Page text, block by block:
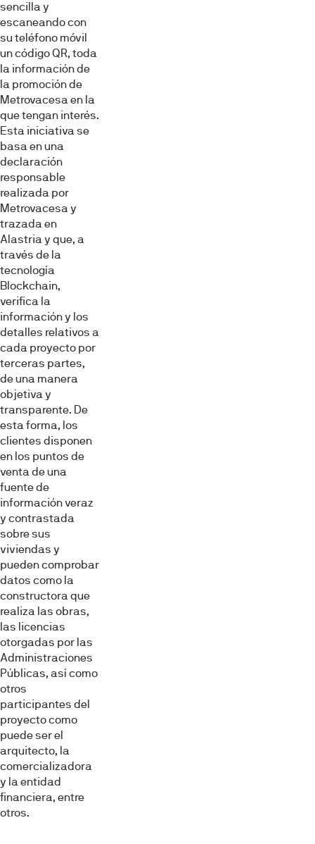
sencilla y
escaneando con
su teléfono móvil
un código QR, toda
la información de
la promoción de
Metrovacesa en la
que tengan interés.
Esta iniciativa se
basa en una
declaración
responsable
realizada por
Metrovacesa y
trazada en
Alastria y que, a
través de la
tecnología
Blockchain,
verifica la
información y los
detalles relativos a
cada proyecto por
terceras partes,
de una manera
objetiva y
transparente. De
esta forma, los
clientes disponen
en los puntos de
venta de una
fuente de
información veraz
y contrastada
sobre sus
viviendas y
pueden comprobar
datos como la
constructora que
realiza las obras,
las licencias
otorgadas por las
Administraciones
Públicas, así como
otros
participantes del
proyecto como
puede ser el
arquitecto, la
comercializadora
y la entidad
financiera, entre
otros.